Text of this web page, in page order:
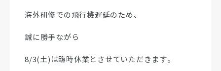
海外研修での飛行機遅延のため、
誠に勝手ながら
8/3(土)は臨時休業とさせていただきます。